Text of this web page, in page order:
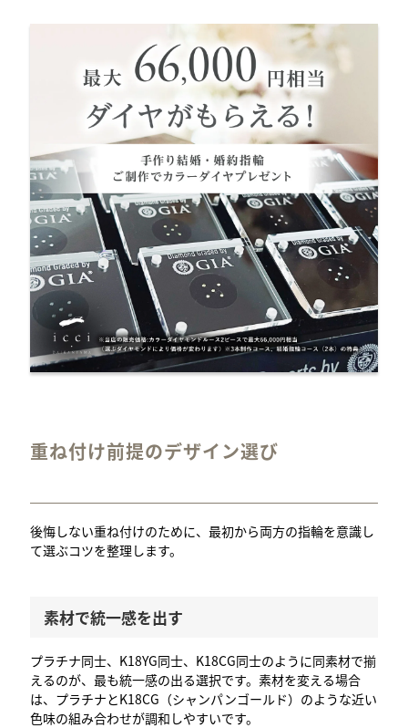
重ね付け前提のデザイン選び
後悔しない重ね付けのために、最初から両方の指輪を意識し
て選ぶコツを整理します。
素材で統一感を出す
プラチナ同士、K18YG同士、K18CG同士のように同素材で揃
えるのが、最も統一感の出る選択です。素材を変える場合
は、プラチナとK18CG（シャンパンゴールド）のような近い
色味の組み合わせが調和しやすいです。